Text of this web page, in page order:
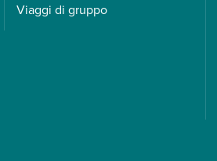
Viaggi di gruppo